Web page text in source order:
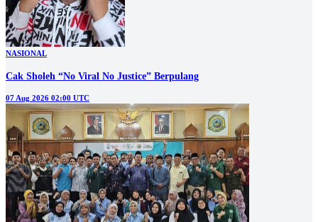
NASIONAL
Cak Sholeh “No Viral No Justice” Berpulang
07 Aug 2026 02:00 UTC